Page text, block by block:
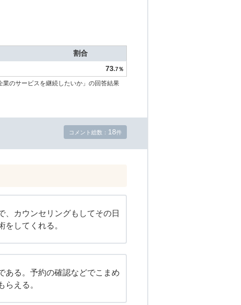
割合
73.7％
のサービスを継続したいか」の回答結果
コメント総数： 18件
、カウンセリングもしてその日
をしてくれる。
ある。予約の確認などでこまめ
らえる。